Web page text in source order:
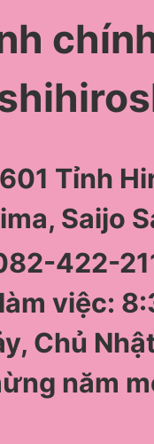
Tỉnh
Saijo
422-
việc:
Chủ
năm